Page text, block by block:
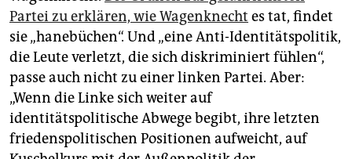
Partei zu erklären, wie Wagenknecht es tat, findet
sie „hanebüchen“. Und „eine Anti-Identitätspolitik,
die Leute verletzt, die sich diskriminiert fühlen“,
passe auch nicht zu einer linken Partei. Aber:
„Wenn die Linke sich weiter auf
identitätspolitische Abwege begibt, ihre letzten
friedenspolitischen Positionen aufweicht, auf